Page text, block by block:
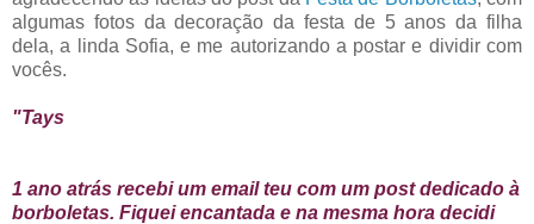
algumas fotos da decoração da festa de 5 anos da filha
dela, a linda Sofia, e me autorizando a postar e dividir com
vocês.
"Tays
1 ano atrás recebi um email teu com um post dedicado à
borboletas. Fiquei encantada e na mesma hora decidi